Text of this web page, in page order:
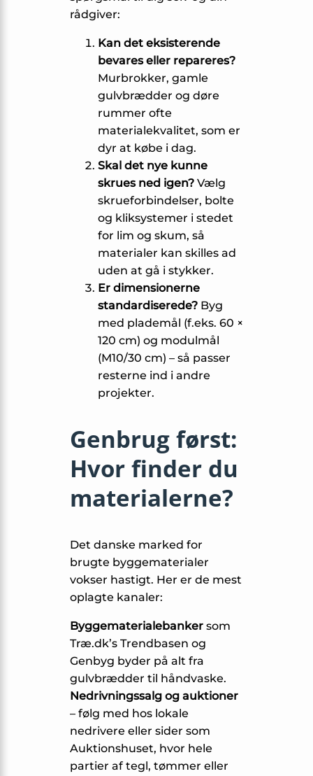
rådgiver:
Kan det eksisterende
bevares eller repareres?
Murbrokker, gamle
gulvbrædder og døre
rummer ofte
materialekvalitet, som er
dyr at købe i dag.
Skal det nye kunne
skrues ned igen? Vælg
skrueforbindelser, bolte
og kliksystemer i stedet
for lim og skum, så
materialer kan skilles ad
uden at gå i stykker.
Er dimensionerne
standardiserede? Byg
med plademål (f.eks. 60 ×
120 cm) og modulmål
(M10/30 cm) – så passer
resterne ind i andre
projekter.
Genbrug først:
Hvor finder du
materialerne?
Det danske marked for
brugte byggematerialer
vokser hastigt. Her er de mest
oplagte kanaler:
Byggematerialebanker som
Træ.dk’s Trendbasen og
Genbyg byder på alt fra
gulvbrædder til håndvaske.
Nedrivningssalg og auktioner
– følg med hos lokale
nedrivere eller sider som
Auktionshuset, hvor hele
partier af tegl, tømmer eller